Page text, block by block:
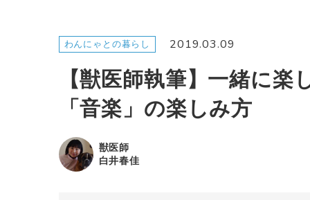
わんにゃとの暮らし 2019.03.09
【獣医師執筆】一緒に
「音楽」の楽しみ方
獣医師
白井春佳